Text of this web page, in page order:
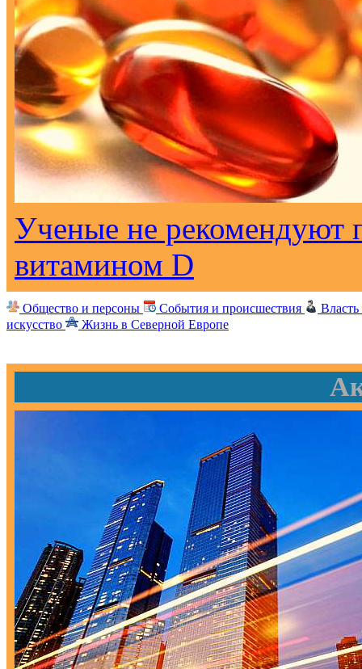
Ученые не рекомендуют
витамином D
Общество и персоны События и происшествия
искусство
Жизнь в Северной Европе